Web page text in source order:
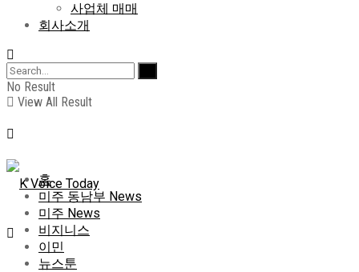
사업체 매매
회사소개
No Result
View All Result
홈
미주 동남부 News
미주 News
비지니스
이민
뉴스툰